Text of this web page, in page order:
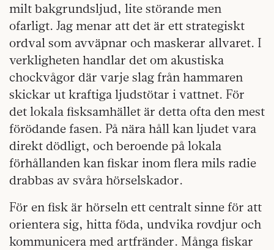
milt bakgrundsljud, lite störande men
ofarligt. Jag menar att det är ett strategiskt
ordval som avväpnar och maskerar allvaret. I
verkligheten handlar det om akustiska
chockvågor där varje slag från hammaren
skickar ut kraftiga ljudstötar i vattnet. För
det lokala fisksamhället är detta ofta den mest
förödande fasen. På nära håll kan ljudet vara
direkt dödligt, och beroende på lokala
förhållanden kan fiskar inom flera mils radie
drabbas av svåra hörselskador.
För en fisk är hörseln ett centralt sinne för att
orientera sig, hitta föda, undvika rovdjur och
kommunicera med artfränder. Många fiskar